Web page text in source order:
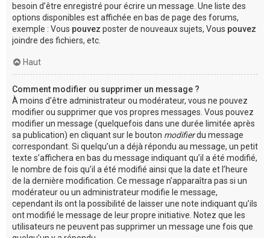
besoin d’être enregistré pour écrire un message. Une liste des
options disponibles est affichée en bas de page des forums,
exemple : Vous pouvez poster de nouveaux sujets, Vous pouvez
joindre des fichiers, etc.
Haut
Comment modifier ou supprimer un message ?
À moins d’être administrateur ou modérateur, vous ne pouvez
modifier ou supprimer que vos propres messages. Vous pouvez
modifier un message (quelquefois dans une durée limitée après
sa publication) en cliquant sur le bouton modifierdu message
correspondant. Si quelqu’un a déjà répondu au message, un petit
texte s’affichera en bas du message indiquant qu’il a été modifié,
le nombre de fois qu’il a été modifié ainsi que la date et l’heure
de la dernière modification. Ce message n’apparaîtra pas si un
modérateur ou un administrateur modifie le message,
cependant ils ont la possibilité de laisser une note indiquant qu’ils
ont modifié le message de leur propre initiative. Notez que les
utilisateurs ne peuvent pas supprimer un message une fois que